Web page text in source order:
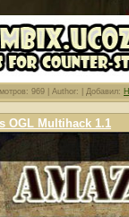
969 | Author: | Добавил:
OGL Multihack 1.1